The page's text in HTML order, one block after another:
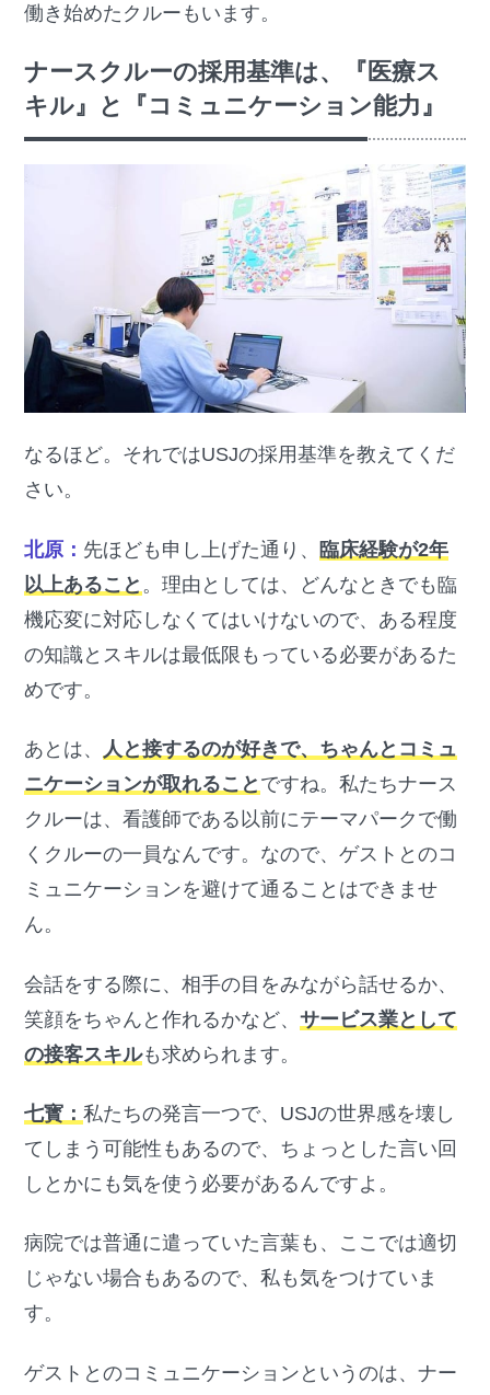
働き始めたクルーもいます。
ナースクルーの採用基準は、『医療ス
キル』と『コミュニケーション能力』
なるほど。それではUSJの採用基準を教えてくだ
さい。
北原： 先ほども申し上げた通り、 臨床経験が2年
以上あること 。理由としては、どんなときでも臨
機応変に対応しなくてはいけないので、ある程度
の知識とスキルは最低限もっている必要があるた
めです。
あとは、 人と接するのが好きで、ちゃんとコミュ
ニケーションが取れること ですね。私たちナース
クルーは、看護師である以前にテーマパークで働
くクルーの一員なんです。なので、ゲストとのコ
ミュニケーションを避けて通ることはできませ
ん。
会話をする際に、相手の目をみながら話せるか、
笑顔をちゃんと作れるかなど、サービス業として
の接客スキルも求められます。
七寳：私たちの発言一つで、USJの世界感を壊し
てしまう可能性もあるので、ちょっとした言い回
しとかにも気を使う必要があるんですよ。
病院では普通に遣っていた言葉も、ここでは適切
じゃない場合もあるので、私も気をつけていま
す。
ゲストとのコミュニケーションというのは、ナー